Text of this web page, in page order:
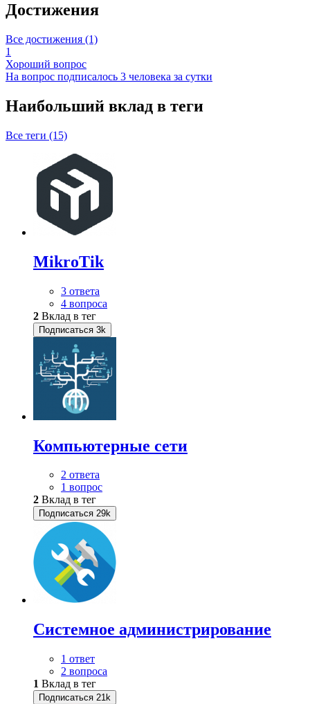
Достижения
Все достижения (1)
1
Хороший вопрос
На вопрос подписалось 3 человека за сутки
Наибольший вклад в теги
Все теги (15)
MikroTik
3 ответа
4 вопроса
2 Вклад в тег
Подписаться 3k
Компьютерные сети
2 ответа
1 вопрос
2 Вклад в тег
Подписаться 29k
Системное администрирование
1 ответ
2 вопроса
1 Вклад в тег
Подписаться 21k